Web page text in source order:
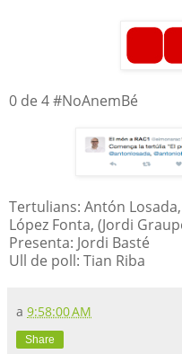
0 de 4 #NoAnemBé
Tertulians: Antón
López Fonta, (Jordi
Presenta: Jordi Basté
Ull de poll: Tian Riba
a 9:58:00 AM
Share